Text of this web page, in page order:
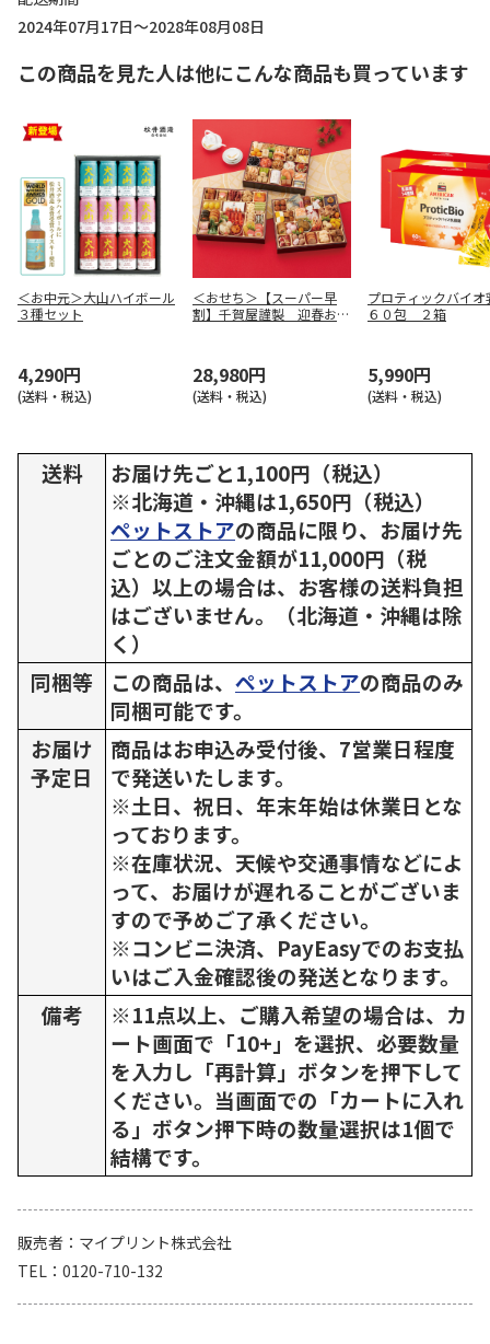
2024年07月17日～2028年08月08日
この商品を見た人は他にこんな商品も買っています
＜お中元＞大山ハイボール
３種セット
4,290円
(送料・税込)
＜おせち＞【スーパー早
割】千賀屋謹製 迎春おせ
28,980円
(送料・税込)
プロティックバイオ
６０包 ２箱
5,990円
(送料・税込)
送料
お届け先ごと1,100円（税込）
※北海道・沖縄は1,650円（税込）
ペットストアの商品に限り、お届け先
ごとのご注文金額が11,000円（税
込）以上の場合は、お客様の送料負担
はございません。（北海道・沖縄は除
く）
同梱等
この商品は、 ペットストアの商品のみ
同梱可能です。
お届け
予定日
商品はお申込み受付後、7営業日程度
で発送いたします。
※土日、祝日、年末年始は休業日とな
っております。
※在庫状況、天候や交通事情などによ
って、お届けが遅れることがございま
すので予めご了承ください。
※コンビニ決済、PayEasyでのお支払
いはご入金確認後の発送となります。
備考
※11点以上、ご購入希望の場合は、カ
ート画面で「10+」を選択、必要数量
を入力し「再計算」ボタンを押下して
ください。当画面での「カートに入れ
る」ボタン押下時の数量選択は1個で
結構です。
販売者
マイプリント株式会社
TEL
0120-710-132